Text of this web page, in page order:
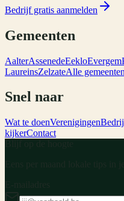
Bedrijf gratis aanmelden
Gemeenten
AalterAssenedeEekloEvergem
LaureinsZelzateAlle gemeenten
Snel naar
Wat te doenVerenigingen
kijkerContact